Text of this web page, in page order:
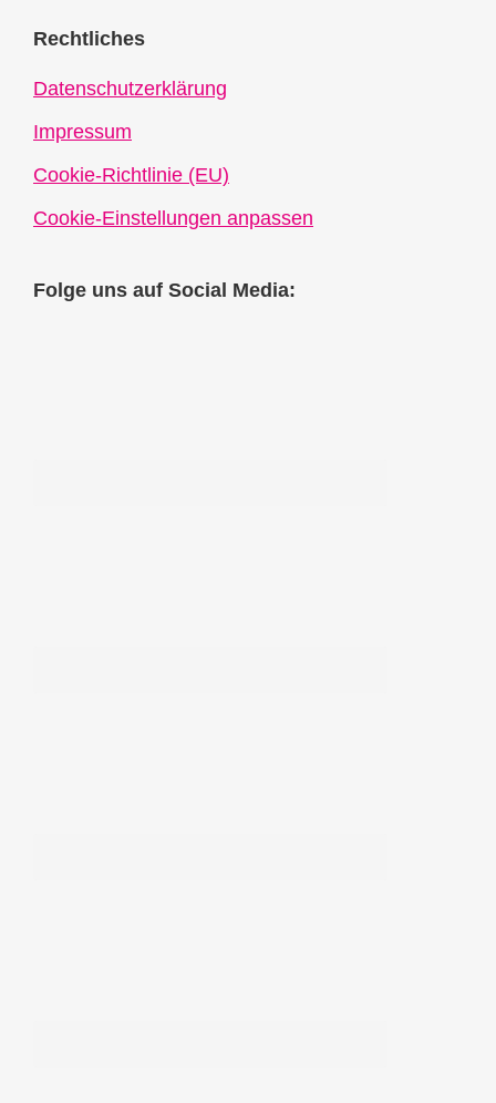
Rechtliches
Datenschutzerklärung
Impressum
Cookie-Richtlinie (EU)
Cookie-Einstellungen anpassen
Folge uns auf Social Media: